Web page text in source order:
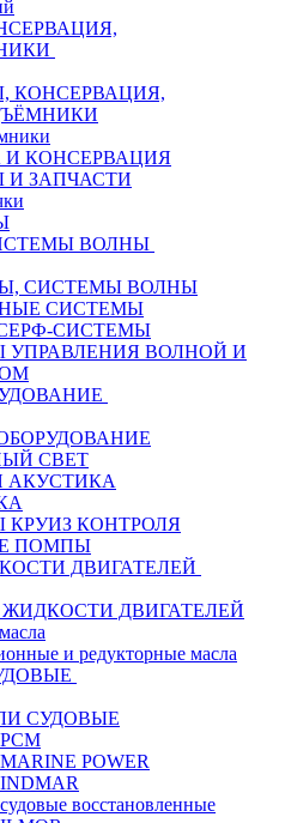
КОНСЕРВАЦИЯ,
И КОНСЕРВАЦИЯ
И ЗАПЧАСТИ
ВОЛНЫ
СИСТЕМЫ ВОЛНЫ
СИСТЕМЫ
СИСТЕМЫ
УПРАВЛЕНИЯ ВОЛНОЙ И
СВЕТ
АКУСТИКА
КОНТРОЛЯ
ПОМПЫ
ДВИГАТЕЛЕЙ
ДВИГАТЕЛЕЙ
и редукторные масла
СУДОВЫЕ
POWER
INDMAR
восстановленные